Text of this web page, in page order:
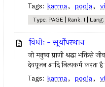
Tags: karma, pooja,
Type: PAGE | Rank: 1 |
विधीः - सूर्योपस्थान
जो मनुष्य प्राणी श्रद्धा भक्तिसे
देवपूजन आदि नित्यकर्म करता है
Tags: karma, pooja,